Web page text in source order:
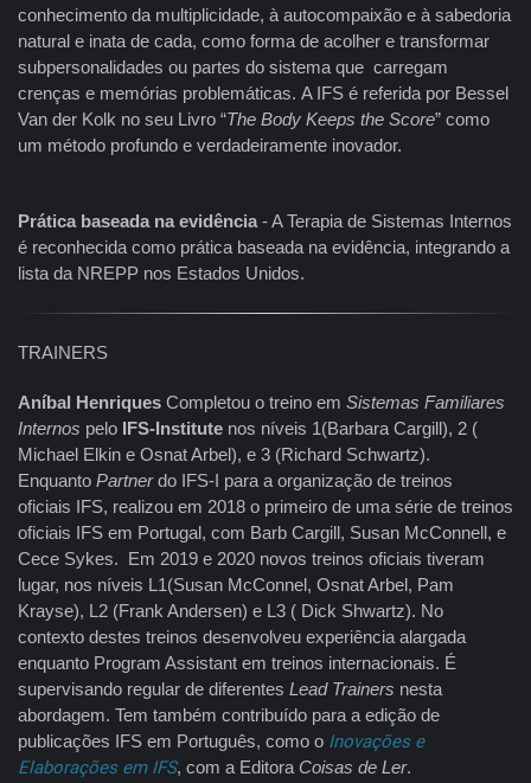
conhecimento da multiplicidade, à autocompaixão e à sabedoria
natural e inata de cada, como forma de acolher e transformar
subpersonalidades ou partes do sistema que carregam
crenças e memórias problemáticas. A IFS é referida por Bessel
Van der Kolk no seu Livro “The Body Keeps the Score” como
um método profundo e verdadeiramente inovador.
Prática baseada na evidência - A Terapia de Sistemas Internos
é reconhecida como prática baseada na evidência, integrando a
lista da NREPP nos Estados Unidos.
TRAINERS
Aníbal Henriques Completou o treino em Sistemas Familiares
Internos pelo IFS-Institute nos níveis 1(Barbara Cargill), 2 (
Michael Elkin e Osnat Arbel), e 3 (Richard Schwartz).
Enquanto Partnerdo IFS-I para a organização de treinos
oficiais IFS, realizou em 2018 o primeiro de uma série de treinos
oficiais IFS em Portugal, com Barb Cargill, Susan McConnell, e
Cece Sykes. Em 2019 e 2020 novos treinos oficiais tiveram
lugar, nos níveis L1(Susan McConnel, Osnat Arbel, Pam
Krayse), L2 (Frank Andersen) e L3 ( Dick Shwartz). No
contexto destes treinos desenvolveu experiência alargada
enquanto Program Assistant em treinos internacionais. É
supervisando regular de diferentes Lead Trainers nesta
abordagem. Tem também contribuído para a edição de
publicações IFS em Português, como o Inovações e
Elaborações em IFS, com a Editora Coisas de Ler.